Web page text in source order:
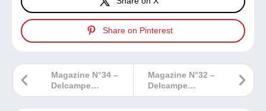
Share on Pinterest
Magazine N°32 –
Delcampe
Philatélie
Magazine N°34 –
Delcampe
Philatélie